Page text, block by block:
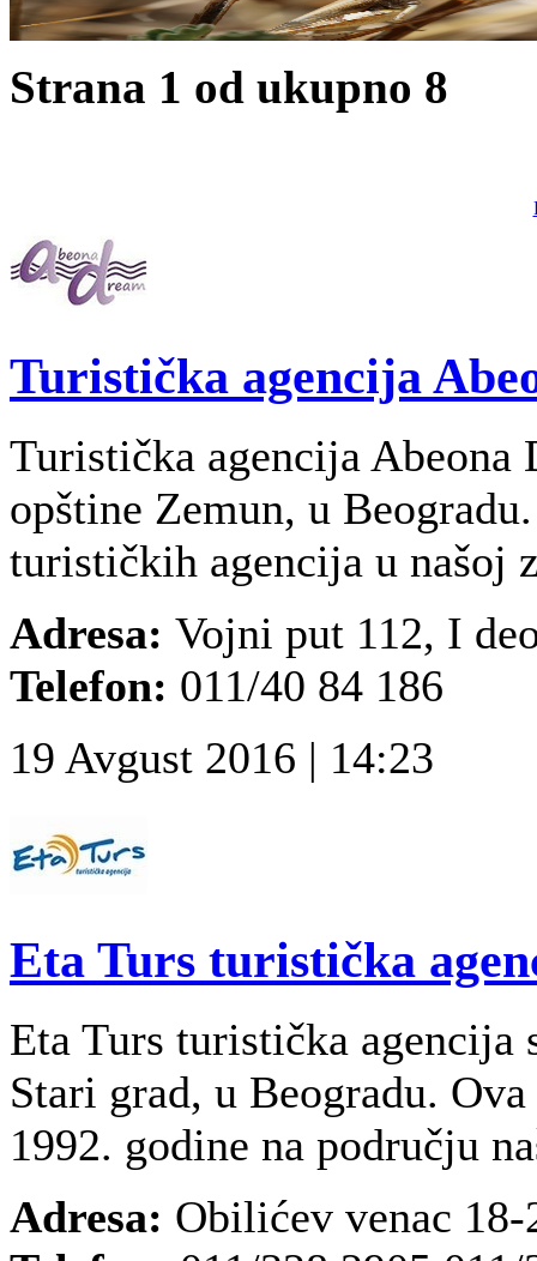
Strana 1 od ukupno 8
Turistička agencija
Turistička agencija Abeona
opštine Zemun, u
turističkih agencija u našoj
Adresa: Vojni put 112, I
Telefon: 011/40 84 186
19 Avgust 2016 | 14:23
Eta Turs turistička
Eta Turs turistička agencija
Stari grad, u Beogradu.
1992. godine na području
Adresa: Obilićev venac